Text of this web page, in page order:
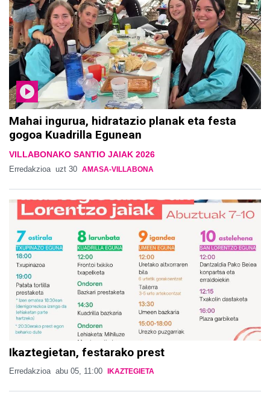
Mahai ingurua, hidratazio planak eta festa
gogoa Kuadrilla Egunean
VILLABONAKO SANTIO JAIAK 2026
Erredakzioa uzt 30 AMASA-VILLABONA
Ikaztegietan, festarako prest
Erredakzioa abu 05, 11:00 IKAZTEGIETA